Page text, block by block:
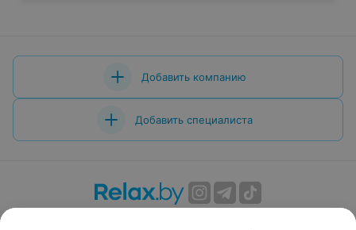
Добавить компанию
Добавить специалиста